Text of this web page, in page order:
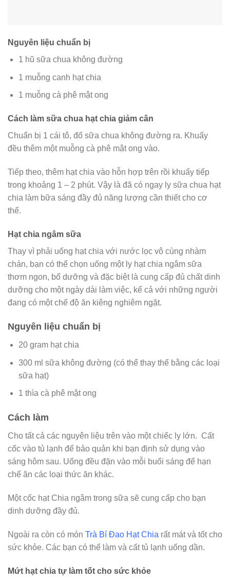
Nguyên liệu chuẩn bị
1 hũ sữa chua không đường
1 muỗng canh hạt chia
1 muỗng cà phê mật ong
Cách làm sữa chua hạt chia giảm cân
Chuẩn bị 1 cái tô, đổ sữa chua không đường ra. Khuấy
đều thêm một muỗng cà phê mật ong vào.
Tiếp theo, thêm hạt chia vào hỗn hợp trên rồi khuấy tiếp
trong khoảng 1 – 2 phút. Vậy là đã có ngay ly sữa chua hạt
chia làm bữa sáng đầy đủ năng lượng cần thiết cho cơ
thể.
Hạt chia ngâm sữa
Thay vì phải uống hạt chia với nước lọc vô cùng nhàm
chán, bạn có thể chọn uống một ly hạt chia ngâm sữa
thơm ngon, bổ dưỡng và đặc biệt là cung cấp đủ chất dinh
dưỡng cho một ngày dài làm việc, kể cả với những người
đang có một chế độ ăn kiêng nghiêm ngặt.
Nguyên liệu chuẩn bị
20 gram hạt chia
300 ml sữa không đường (có thể thay thế bằng các loại
sữa hạt)
1 thìa cà phê mật ong
Cách làm
Cho tất cả các nguyên liệu trên vào một chiếc ly lớn. Cất
cốc vào tủ lạnh để bảo quản khi bạn định sử dụng vào
sáng hôm sau. Uống đều đặn vào mỗi buổi sáng để hạn
chế ăn các loại thức ăn khác.
Một cốc hạt Chia ngâm trong sữa sẽ cung cấp cho bạn
dinh dưỡng đầy đủ.
Ngoài ra còn có món Trà Bí Đao Hạt Chia rất mát và tốt cho
sức khỏe. Các bạn có thể làm và cất tủ lạnh uống dần.
Mứt hạt chia tự làm tốt cho sức khỏe